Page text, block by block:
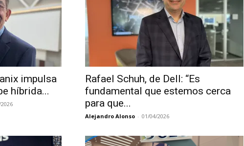
impulsa
híbrida...
Rafael Schuh, de Dell: “Es
fundamental que estemos cerca
para que...
Alejandro Alonso - 01/04/2026